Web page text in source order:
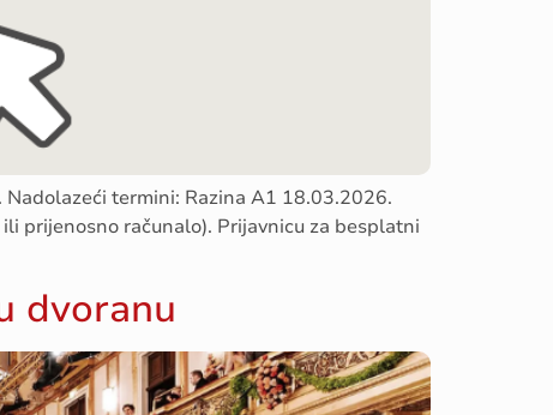
termini: Razina A1 18.03.2026.
prijenosno računalo). Prijavnicu za besplatni
dvoranu